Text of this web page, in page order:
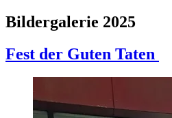
Bildergalerie 2025
Fest der Guten Taten